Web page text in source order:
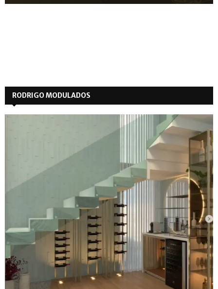
RODRIGO MODULADOS